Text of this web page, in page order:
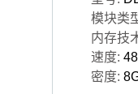
模块类
内存技
速度:
密度: